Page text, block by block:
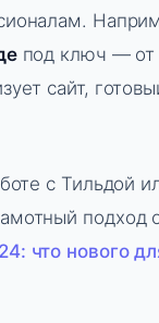
под ключ — от
сайт,
с Тильдой
подход
что нового